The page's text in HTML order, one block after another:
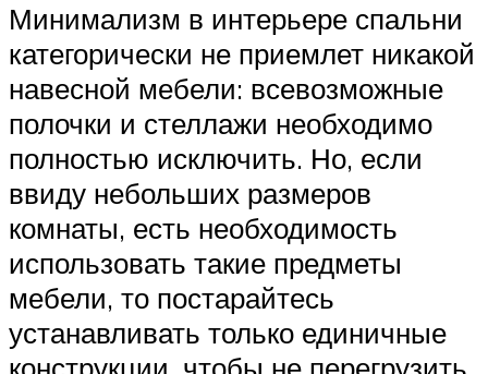
Минимализм в интерьере спальни
категорически не приемлет никакой
навесной мебели: всевозможные
полочки и стеллажи необходимо
полностью исключить. Но, если
ввиду небольших размеров
комнаты, есть необходимость
использовать такие предметы
мебели, то постарайтесь
устанавливать только единичные